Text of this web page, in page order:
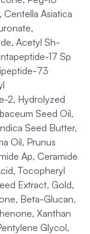
Asiatica
Acetyl Sh-
17 Sp
73
2, Hydrolyzed
Seed Oil,
Seed Butter,
Oil, Prunus
Ap, Ceramide
Tocopheryl
Extract, Gold,
Beta-Glucan,
Xanthan
Glycol,